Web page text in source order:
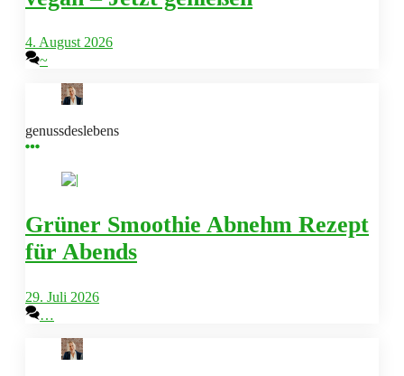
4. August 2026
~
genussdeslebens
Grüner Smoothie Abnehm Rezept
für Abends
29. Juli 2026
…